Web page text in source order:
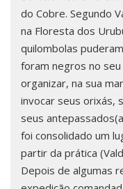
do Cobre. Segundo
na Floresta dos
quilombolas
foram negros no
organizar, na sua
invocar seus orixás,
seus
foi consolidado um
partir da prática
Depois de algumas